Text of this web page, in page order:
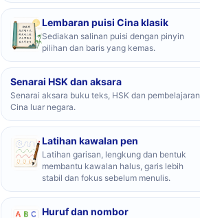
Lembaran puisi Cina klasik
Sediakan salinan puisi dengan pinyin
pilihan dan baris yang kemas.
Senarai HSK dan aksara
Senarai aksara buku teks, HSK dan pembelajaran
Cina luar negara.
Latihan kawalan pen
Latihan garisan, lengkung dan bentuk
membantu kawalan halus, garis lebih
stabil dan fokus sebelum menulis.
Huruf dan nombor